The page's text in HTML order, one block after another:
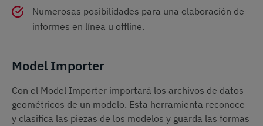
Numerosas posibilidades para una elaboración de
informes en línea u offline.
Model Importer
Con el Model Importer importará los archivos de datos
geométricos de un modelo. Esta herramienta reconoce
y clasifica las piezas de los modelos y guarda las formas